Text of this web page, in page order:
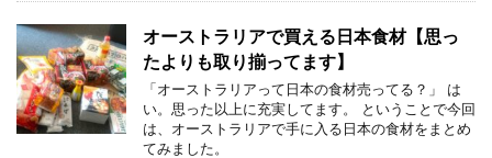
オーストラリアで買える日本食材【思っ
たよりも取り揃ってます】
「オーストラリアって日本の食材売ってる？」 は
い。思った以上に充実してます。 ということで今回
は、オーストラリアで手に入る日本の食材をまとめ
てみました。